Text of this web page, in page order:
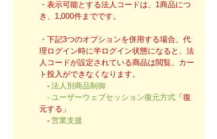
・表示可能とする法人コードは、1商品につ
き、1,000件までです。
・下記3つのオプションを併用する場合、代
理ログイン時に半ログイン状態になると、法
人コードが設定されている商品は閲覧、カー
ト投入ができなくなります。
- 法人別商品制御
- ユーザーウェブセッション復元方式 「復
元する」
- 営業支援